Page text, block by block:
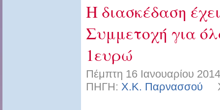
H διασκέδαση
Συμμετοχή για
1ευρώ
Πέμπτη 16 Ιανουαρίου
ΠΗΓΗ: Χ.Κ. Παρνασσού